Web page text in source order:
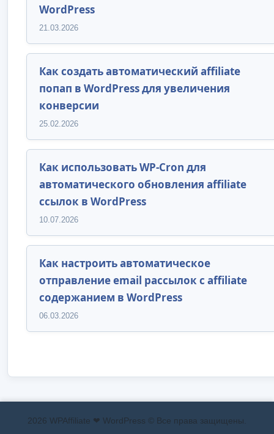
WordPress
21.03.2026
Как создать автоматический affiliate
попап в WordPress для увеличения
конверсии
25.02.2026
Как использовать WP-Cron для
автоматического обновления affiliate
ссылок в WordPress
10.07.2026
Как настроить автоматическое
отправление email рассылок с affiliate
содержанием в WordPress
06.03.2026
2026 WPAffiliate ❤ WordPress © Все права защищены.